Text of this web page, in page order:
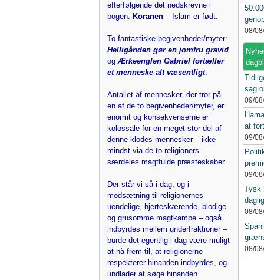
efterfølgende det nedskrevne i
bogen: Koranen – Islam er født.
To fantastiske begivenheder/myter:
Helligånden gør en jomfru gravid
ogÆrkeenglen Gabriel fortæller
et menneske alt væsentligt.
Antallet af mennesker, der tror på
en af de to begivenheder/myter, er
enormt og konsekvenserne er
kolossale for en meget stor del af
denne klodes mennesker – ikke
mindst via de to religioners
særdeles magtfulde præsteskaber.
Der står vi så i dag, og i
modsætning til religionernes
uendelige, hjerteskærende, blodige
og grusomme magtkampe – også
indbyrdes mellem underfraktioner –
burde det egentlig i dag være muligt
at nå frem til, at religionerne
respekterer hinanden indbyrdes, og
undlader at søge hinanden
08/
sag
09/
at
09/
09/
Tysk
08/
08/